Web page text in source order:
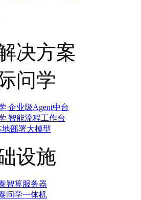
决方案
问学
企业级Agent中台
智能流程工作台
地部署大模型
设施
智算服务器
问学一体机